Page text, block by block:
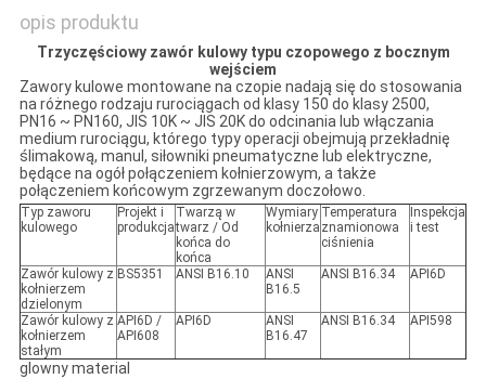
opis produktu
Trzyczęściowy zawór kulowy typu czopowego z bocznym
wejściem
Zawory kulowe montowane na czopie nadają się do stosowania
na różnego rodzaju rurociągach od klasy 150 do klasy 2500,
PN16 ~ PN160, JIS 10K ~ JIS 20K do odcinania lub włączania
medium rurociągu, którego typy operacji obejmują przekładnię
ślimakową, manul, siłowniki pneumatyczne lub elektryczne,
będące na ogół połączeniem kołnierzowym, a także
połączeniem końcowym zgrzewanym doczołowo.
Typ zaworu
kulowego
Projekt i
produkcja
Twarzą w
twarz / Od
końca do
końca
Wymiary
kołnierza
Temperatura
znamionowa
ciśnienia
Inspekcja
i test
Zawór kulowy z
kołnierzem
dzielonym
BS5351 ANSI B16.10
ANSI
B16.5
ANSI B16.34 API6D
Zawór kulowy z
kołnierzem
stałym
API6D /
API608
API6D
ANSI
B16.47
ANSI B16.34 API598
glowny material